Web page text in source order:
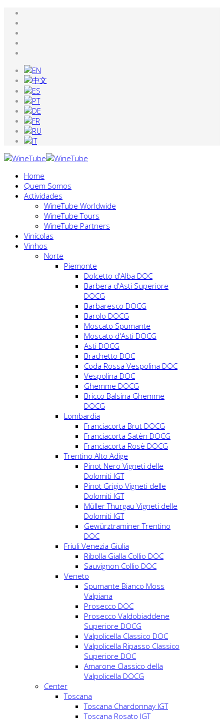
Home
Quem Somos
Actividades
WineTube Worldwide
WineTube Tours
WineTube Partners
Vinícolas
Vinhos
Norte
Piemonte
Dolcetto d'Alba DOC
Barbera d'Asti Superiore
DOCG
Barbaresco DOCG
Barolo DOCG
Moscato Spumante
Moscato d'Asti DOCG
Asti DOCG
Brachetto DOC
Coda Rossa Vespolina DOC
Vespolina DOC
Ghemme DOCG
Bricco Balsina Ghemme
DOCG
Lombardia
Franciacorta Brut DOCG
Franciacorta Satèn DOCG
Franciacorta Rosè DOCG
Trentino Alto Adige
Pinot Nero Vigneti delle
Dolomiti IGT
Pinot Grigio Vigneti delle
Dolomiti IGT
Müller Thurgau Vigneti delle
Dolomiti IGT
Gewürztraminer Trentino
DOC
Friuli Venezia Giulia
Ribolla Gialla Collio DOC
Sauvignon Collio DOC
Veneto
Spumante Bianco Moss
Valpiana
Prosecco DOC
Prosecco Valdobiaddene
Superiore DOCG
Valpolicella Classico DOC
Valpolicella Ripasso Classico
Superiore DOC
Amarone Classico della
Valpolicella DOCG
Center
Toscana
Toscana Chardonnay IGT
Toscana Rosato IGT